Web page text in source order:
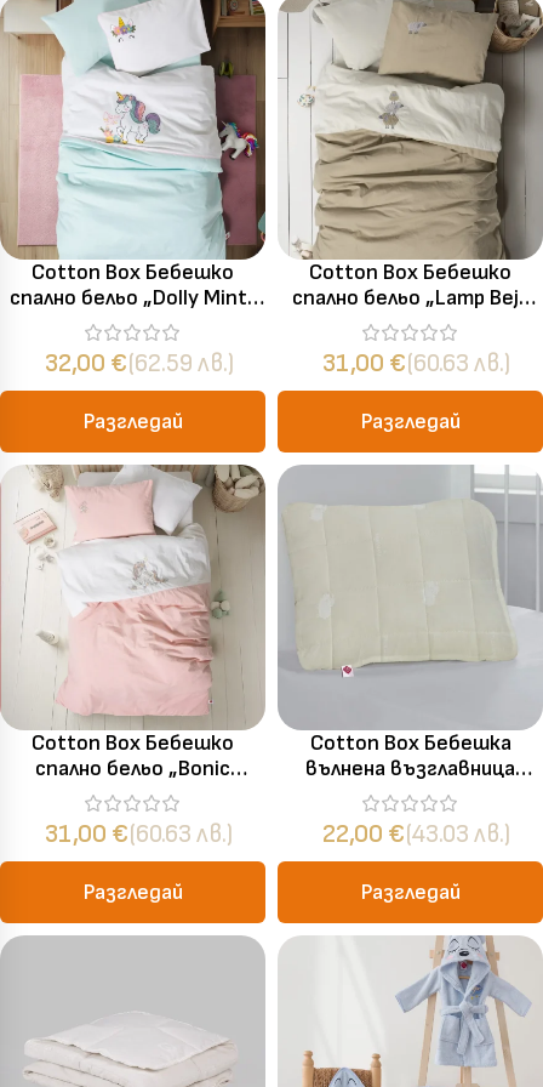
Cotton Box Бебешко
спално бельо „Dolly Mint“
Памук Ранфорс – 4 части
– за бебешко легло
32,00 €(62.59 лв.)
Разгледай
Cotton Box Бебешко
спално бельо „Lamp Bej“
Памук Ранфорс – 4 части
– за бебешко легло
31,00 €(60.63 лв.)
Разгледай
Cotton Box Бебешко
спално бельо „Bonic
Beyaz“ Памук Ранфорс – 4
части – за бебешко легло
31,00 €(60.63 лв.)
Разгледай
Cotton Box Бебешка
вълнена възглавница
Woolmark – 35×45 см
22,00 €(43.03 лв.)
Разгледай